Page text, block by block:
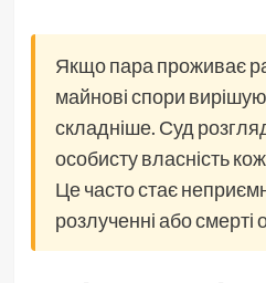
Якщо пара проживає
майнові спори
складніше. Суд
особисту власність
Це часто стає
розлученні або смерті